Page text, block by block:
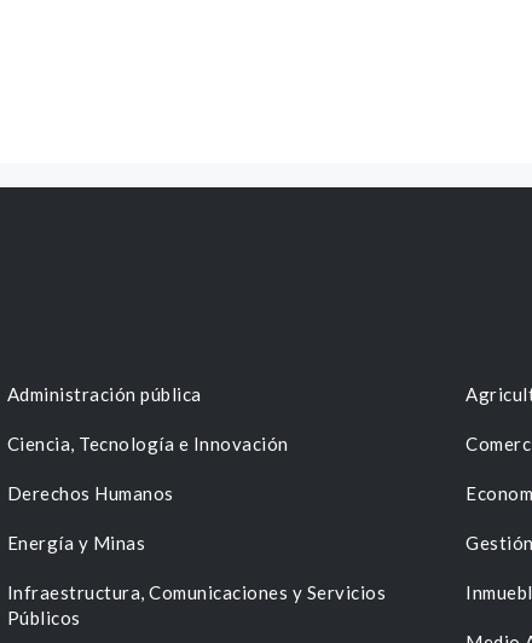
Administración pública
Ciencia, Tecnología e Innovación
Derechos Humanos
Energía y Minas
Infraestructura, Comunicaciones y Servicios
Públicos